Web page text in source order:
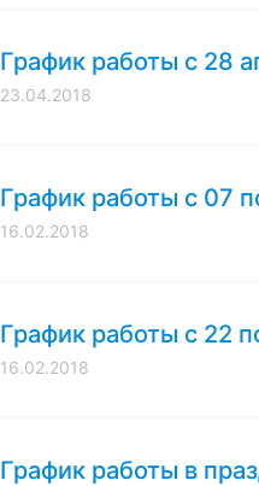
График работы с 28
23.04.2018
График работы с 07
16.02.2018
График работы с 22
16.02.2018
График работы в